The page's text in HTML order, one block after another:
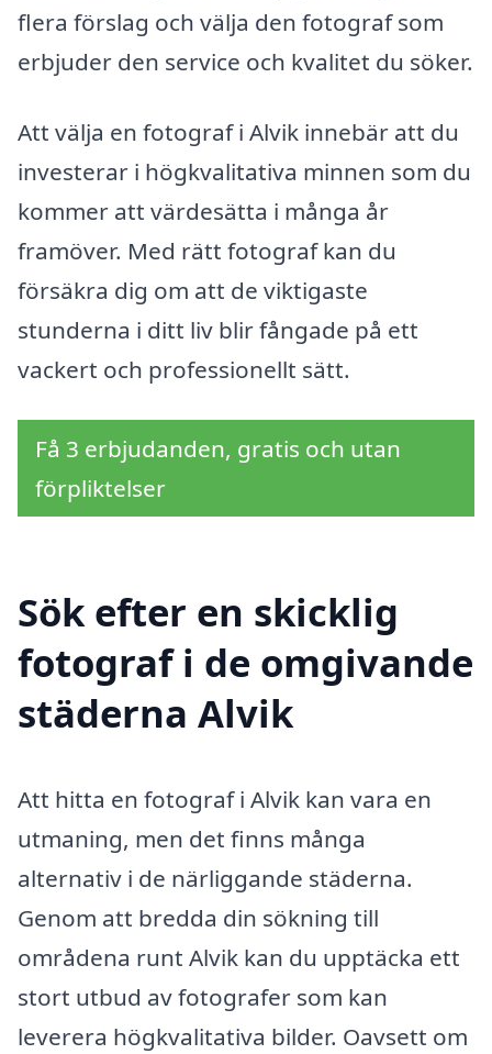
flera förslag och välja den fotograf som
erbjuder den service och kvalitet du söker.
Att välja en fotograf i Alvik innebär att du
investerar i högkvalitativa minnen som du
kommer att värdesätta i många år
framöver. Med rätt fotograf kan du
försäkra dig om att de viktigaste
stunderna i ditt liv blir fångade på ett
vackert och professionellt sätt.
Få 3 erbjudanden, gratis och utan
förpliktelser
Sök efter en skicklig
fotograf i de omgivande
städerna Alvik
Att hitta en fotograf i Alvik kan vara en
utmaning, men det finns många
alternativ i de närliggande städerna.
Genom att bredda din sökning till
områdena runt Alvik kan du upptäcka ett
stort utbud av fotografer som kan
leverera högkvalitativa bilder. Oavsett om